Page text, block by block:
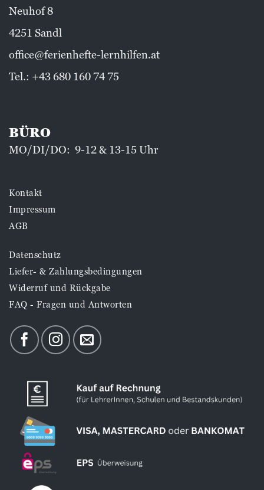
Neuhof 8
4251 Sandl
office@ferienhefte-lernhilfen.at
Tel.: +43 680 160 74 75
BÜRO
MO/DI/DO: 9-12 & 13-15 Uhr
Kontakt
Impressum
AGB
Datenschutz
Liefer- & Zahlungsbedingungen
Widerruf und Rückgabe
FAQ - Fragen und Antworten